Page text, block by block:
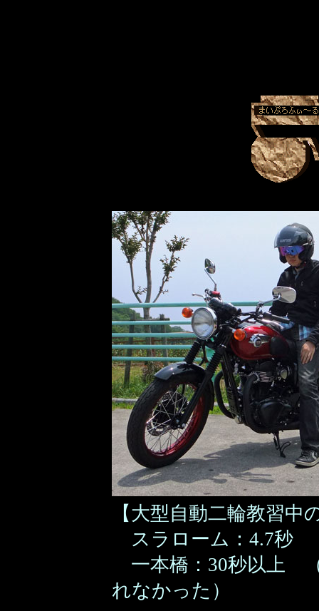
【大型自動二輪教習中
スラローム：4.7秒
一本橋：30秒以上
れなかった）